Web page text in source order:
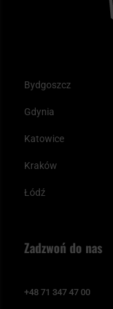
Bydgoszcz
Gdynia
Katowice
Kraków
Łódź
Zadzwoń do nas
+48 71 347 47 00